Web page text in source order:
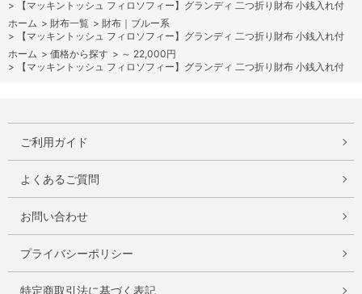
>
【マッキントッシュ フィロソフィー】グランディ 二つ折り財布 小銭入れ付
ホーム > 財布一覧 > 財布｜ブルー系
>
【マッキントッシュ フィロソフィー】グランディ 二つ折り財布 小銭入れ付
ホーム > 価格から探す > ～ 22,000円
>
【マッキントッシュ フィロソフィー】グランディ 二つ折り財布 小銭入れ付
ご利用ガイド
よくあるご質問
お問い合わせ
プライバシーポリシー
特定商取引法に基づく表記